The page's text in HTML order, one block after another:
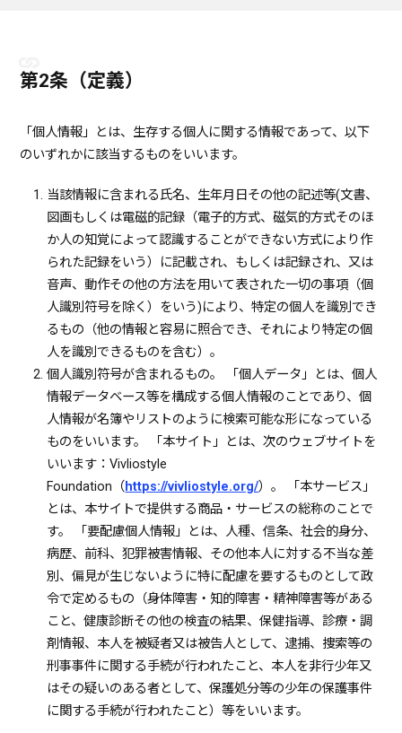
第2条（定義）
「個人情報」とは、生存する個人に関する情報であって、以下
のいずれかに該当するものをいいます。
当該情報に含まれる氏名、生年月日その他の記述等(文書、
図画もしくは電磁的記録（電子的方式、磁気的方式そのほ
か人の知覚によって認識することができない方式により作
られた記録をいう）に記載され、もしくは記録され、又は
音声、動作その他の方法を用いて表された一切の事項（個
人識別符号を除く）をいう)により、特定の個人を識別でき
るもの（他の情報と容易に照合でき、それにより特定の個
人を識別できるものを含む）。
個人識別符号が含まれるもの。 「個人データ」とは、個人
情報データベース等を構成する個人情報のことであり、個
人情報が名簿やリストのように検索可能な形になっている
ものをいいます。 「本サイト」とは、次のウェブサイトを
いいます：Vivliostyle
Foundation（ https://vivliostyle.org/）。 「本サービス」
とは、本サイトで提供する商品・サービスの総称のことで
す。 「要配慮個人情報」とは、人種、信条、社会的身分、
病歴、前科、犯罪被害情報、その他本人に対する不当な差
別、偏見が生じないように特に配慮を要するものとして政
令で定めるもの（身体障害・知的障害・精神障害等がある
こと、健康診断その他の検査の結果、保健指導、診療・調
剤情報、本人を被疑者又は被告人として、逮捕、捜索等の
刑事事件に関する手続が行われたこと、本人を非行少年又
はその疑いのある者として、保護処分等の少年の保護事件
に関する手続が行われたこと）等をいいます。